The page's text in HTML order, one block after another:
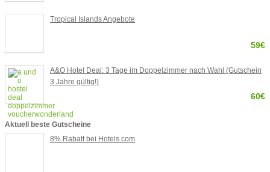
Tropical Islands Angebote
59€
A&O Hotel Deal: 3 Tage im Doppelzimmer nach Wahl (Gutschein
3 Jahre gültig!)
60€
Aktuell beste Gutscheine
8% Rabatt bei Hotels.com